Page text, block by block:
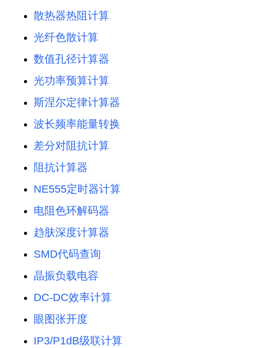
散热器热阻计算
光纤色散计算
数值孔径计算器
光功率预算计算
斯涅尔定律计算器
波长频率能量转换
差分对阻抗计算
阻抗计算器
NE555定时器计算
电阻色环解码器
趋肤深度计算器
SMD代码查询
晶振负载电容
DC-DC效率计算
眼图张开度
IP3/P1dB级联计算